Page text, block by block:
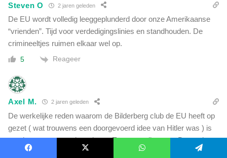
Steven O 2 jaren geleden
De EU wordt volledig leeggeplunderd door onze Amerikaanse
“vrienden”. Tijd voor verdedigingslinies en standhouden. De
crimineeltjes ruimen elkaar wel op.
5 Reageer
Axel M. 2 jaren geleden
De werkelijke reden waarom de Bilderberg club de EU heeft op
gezet ( wat trouwens een doorgevoerd idee van Hitler was ) is
precies wat er nu gebeurd, een Europese dictatuur, Dat andere
was alleen een leugen om de “lidstaten” binnen te trekken en in